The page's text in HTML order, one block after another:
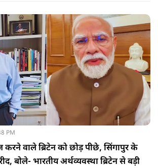
PM
करने वाले ब्रिटेन को छोड़ पीछे, सिंगापुर के
बोले- भारतीय अर्थव्यवस्था ब्रिटेन से बड़ी